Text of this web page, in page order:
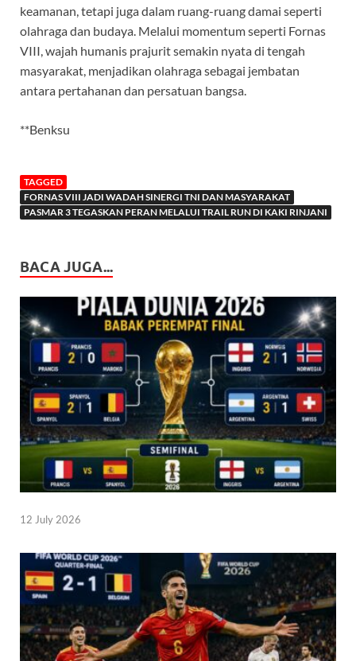
keamanan, tetapi juga dalam ruang-ruang damai seperti
olahraga dan budaya. Melalui momentum seperti Fornas
VIII, wajah humanis prajurit semakin nyata di tengah
masyarakat, menjadikan olahraga sebagai jembatan
antara pertahanan dan persatuan bangsa.
**Benksu
TAGGED
FORNAS VIII JADI WADAH SINERGI TNI DAN MASYARAKAT
PASMAR 3 TEGASKAN PERAN MELALUI TRAIL RUN DI KAKI RINJANI
BACA JUGA...
12 July 2026